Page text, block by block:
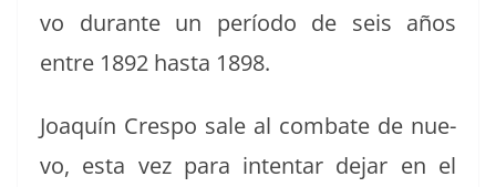
vo durante un perío­do de seis años
entre 1892 has­ta 1898.
Joaquín Cre­spo sale al com­bate de nue­
vo, esta vez para inten­tar dejar en el